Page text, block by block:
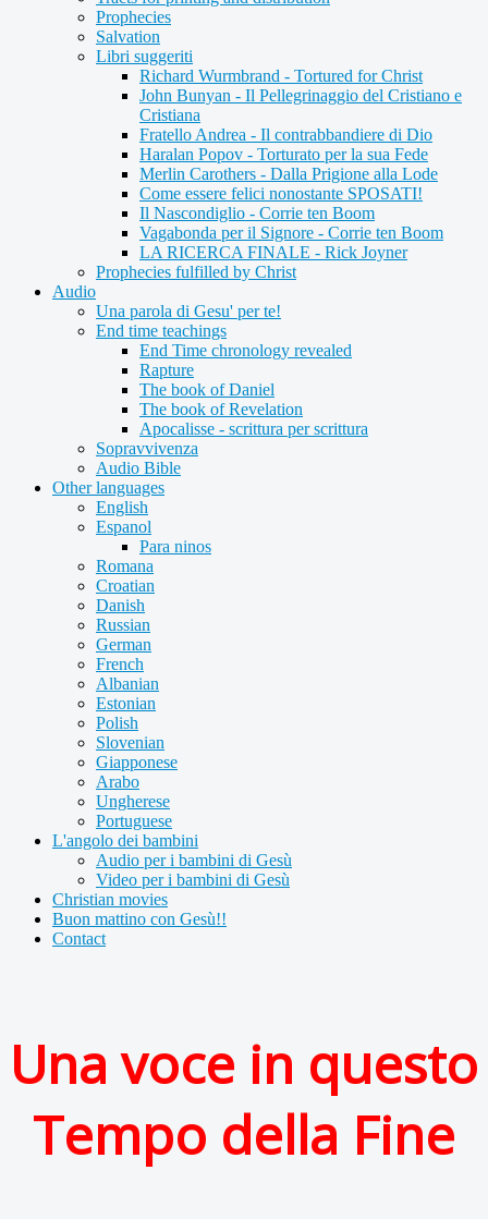
Prophecies
Salvation
Libri suggeriti
Richard Wurmbrand - Tortured for Christ
John Bunyan - Il Pellegrinaggio del Cristiano e
Cristiana
Fratello Andrea - Il contrabbandiere di Dio
Haralan Popov - Torturato per la sua Fede
Merlin Carothers - Dalla Prigione alla Lode
Come essere felici nonostante SPOSATI!
Il Nascondiglio - Corrie ten Boom
Vagabonda per il Signore - Corrie ten Boom
LA RICERCA FINALE - Rick Joyner
Prophecies fulfilled by Christ
Audio
Una parola di Gesu' per te!
End time teachings
End Time chronology revealed
Rapture
The book of Daniel
The book of Revelation
Apocalisse - scrittura per scrittura
Sopravvivenza
Audio Bible
Other languages
English
Espanol
Para ninos
Romana
Croatian
Danish
Russian
German
French
Albanian
Estonian
Polish
Slovenian
Giapponese
Arabo
Ungherese
Portuguese
L'angolo dei bambini
Audio per i bambini di Gesù
Video per i bambini di Gesù
Christian movies
Buon mattino con Gesù!!
Contact
Una voce in questo
Tempo della Fine